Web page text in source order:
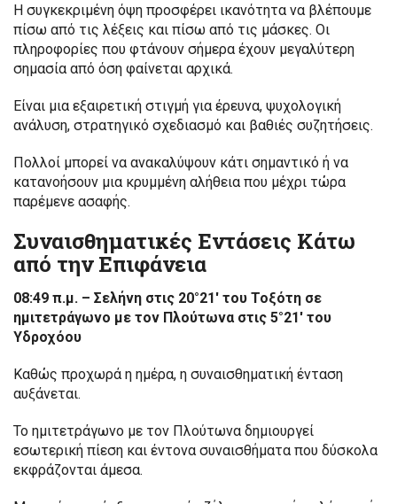
Η συγκεκριμένη όψη προσφέρει ικανότητα να βλέπουμε
πίσω από τις λέξεις και πίσω από τις μάσκες. Οι
πληροφορίες που φτάνουν σήμερα έχουν μεγαλύτερη
σημασία από όση φαίνεται αρχικά.
Είναι μια εξαιρετική στιγμή για έρευνα, ψυχολογική
ανάλυση, στρατηγικό σχεδιασμό και βαθιές συζητήσεις.
Πολλοί μπορεί να ανακαλύψουν κάτι σημαντικό ή να
κατανοήσουν μια κρυμμένη αλήθεια που μέχρι τώρα
παρέμενε ασαφής.
Συναισθηματικές Εντάσεις Κάτω
από την Επιφάνεια
08:49 π.μ. – Σελήνη στις 20°21′ του Τοξότη σε
ημιτετράγωνο με τον Πλούτωνα στις 5°21′ του
Υδροχόου
Καθώς προχωρά η ημέρα, η συναισθηματική ένταση
αυξάνεται.
Το ημιτετράγωνο με τον Πλούτωνα δημιουργεί
εσωτερική πίεση και έντονα συναισθήματα που δύσκολα
εκφράζονται άμεσα.